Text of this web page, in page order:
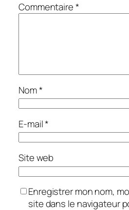
Commentaire*
Nom*
E-mail*
Site web
Enregistrer mon nom,
site dans le navigateur